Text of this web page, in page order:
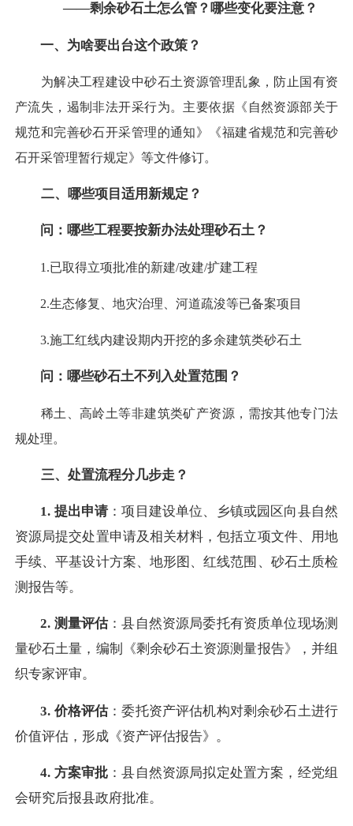
——剩余砂石土怎么管？哪些变化要注意？
一、为啥要出台这个政策？
为解决工程建设中砂石土资源管理乱象，防止国有资
产流失，遏制非法开采行为。主要依据《自然资源部关于
规范和完善砂石开采管理的通知》《福建省规范和完善砂
石开采管理暂行规定》等文件修订。
二、哪些项目适用新规定？
问：哪些工程要按新办法处理砂石土？
1.已取得立项批准的新建/改建/扩建工程
2.生态修复、地灾治理、河道疏浚等已备案项目
3.施工红线内建设期内开挖的多余建筑类砂石土
问：哪些砂石土不列入处置范围？
稀土、高岭土等非建筑类矿产资源，需按其他专门法
规处理。
三、处置流程分几步走？
1. 提出申请 ：项目建设单位、乡镇或园区向县自然
资源局提交处置申请及相关材料，包括立项文件、用地
手续、平基设计方案、地形图、红线范围、砂石土质检
测报告等。
2. 测量评估：县自然资源局委托有资质单位现场测
量砂石土量，编制《剩余砂石土资源测量报告》，并组
织专家评审。
3. 价格评估：委托资产评估机构对剩余砂石土进行
价值评估，形成《资产评估报告》。
4. 方案审批 ：县自然资源局拟定处置方案，经党组
会研究后报县政府批准。